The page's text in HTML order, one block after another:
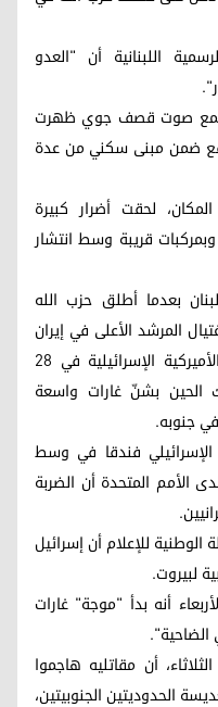
اللبنانية أن "العدو
سُمع صوت قصف جوي ظهرت
ضمن مبنى سكني من عدة
لحقت أضرار كبيرة
قريبة وسط انتشار
بعدما أطلق حزب الله
المرشد الأعلى في إيران
علي خامنئي في أول أيام الضربات الأميركية الإسرائيلية في 28
الحين بشنّ غارات واسعة
جنوبه.
فندقا في وسط
الأمم المتحدة أن الضربة
للإعلام أن إسرائيل
لبيروت.
أنه بدأ "موجة" غارات
الضاحية".
أن مقاتليه هاجموا
الحدوديتين الجنوبيتين،